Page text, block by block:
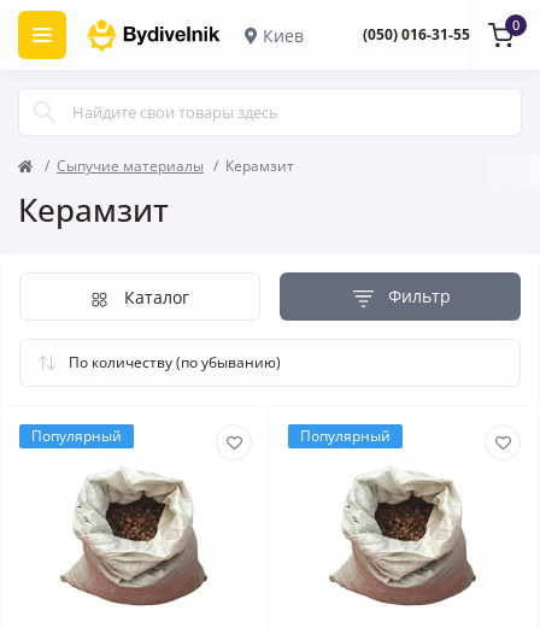
Киев (050) 016-31-55 0
Сыпучие материалы Керамзит
Керамзит
Фильтр
Каталог
Популярный Популярный